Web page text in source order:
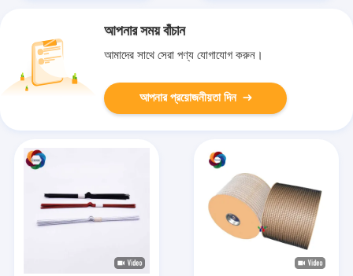
আপনার সময় বাঁচান
আমাদের সাথে সেরা পণ্য যোগাযোগ করুন।
আপনার প্রয়োজনীয়তা দিন